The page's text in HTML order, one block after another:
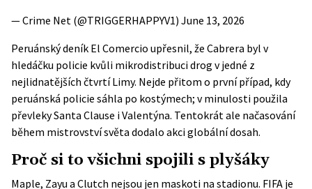
— Crime Net (@TRIGGERHAPPYV1) June 13, 2026
Peruánský deník El Comercio upřesnil, že Cabrera byl v
hledáčku policie kvůli mikrodistribuci drog v jedné z
nejlidnatějších čtvrtí Limy. Nejde přitom o první případ, kdy
peruánská policie sáhla po kostýmech; v minulosti použila
převleky Santa Clause i Valentýna. Tentokrát ale načasování
během mistrovství světa dodalo akci globální dosah.
Proč si to všichni spojili s plyšáky
Maple, Zayu a Clutch nejsou jen maskoti na stadionu. FIFA je